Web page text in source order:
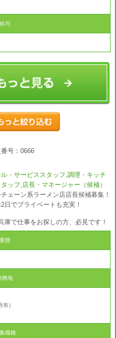
給与
号：0666
ル・サービススタッフ,調理・キッチ
ッフ,店長・マネージャー（候補）
ェーン系ラーメン店店長候補募集！
日でプライベートも充実！
で仕事をお探しの方、必見です！
業態
務地
）
職種